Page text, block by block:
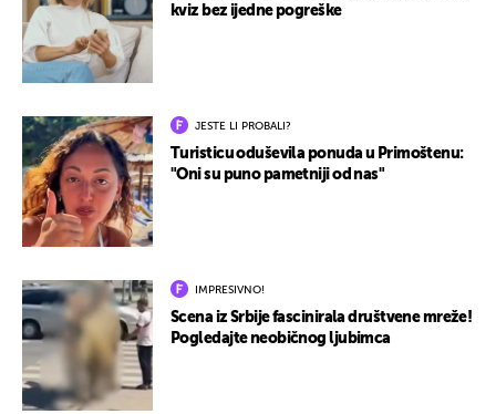
kviz bez ijedne pogreške
JESTE LI PROBALI?
Turisticu oduševila ponuda u Primoštenu:
"Oni su puno pametniji od nas"
IMPRESIVNO!
Scena iz Srbije fascinirala društvene mreže!
Pogledajte neobičnog ljubimca